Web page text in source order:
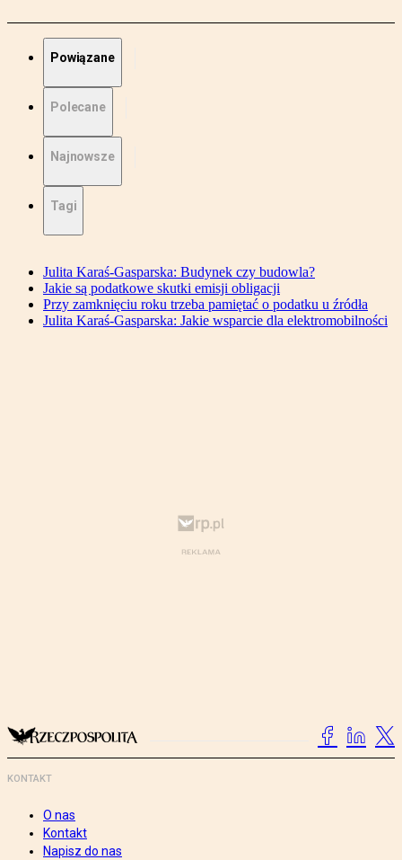
Powiązane
Polecane
Najnowsze
Tagi
Julita Karaś-Gasparska: Budynek czy budowla?
Jakie są podatkowe skutki emisji obligacji
Przy zamknięciu roku trzeba pamiętać o podatku u źródła
Julita Karaś-Gasparska: Jakie wsparcie dla elektromobilności
KONTAKT
O nas
Kontakt
Napisz do nas